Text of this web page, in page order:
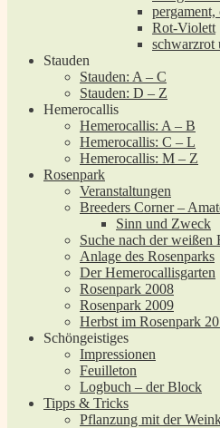
pergament,
Rot-Violett
schwarzrot
Stauden
Stauden: A – C
Stauden: D – Z
Hemerocallis
Hemerocallis: A – B
Hemerocallis: C – L
Hemerocallis: M – Z
Rosenpark
Veranstaltungen
Breeders Corner –
Sinn und Zweck
Suche nach der weißen
Anlage des Rosenparks
Der Hemerocallisgarten
Rosenpark 2008
Rosenpark 2009
Herbst im Rosenpark
Schöngeistiges
Impressionen
Feuilleton
Logbuch – der Block
Tipps & Tricks
Pflanzung mit der